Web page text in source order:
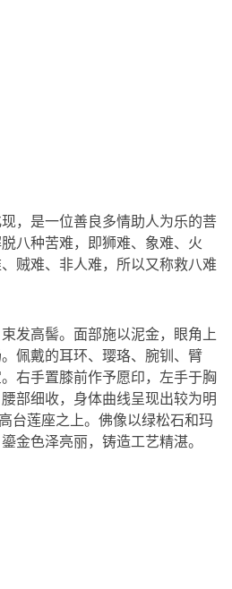
，是一位善良多情助人为乐的菩
八种苦难，即狮难、象难、火
贼难、非人难，所以又称救八难
发高髻。面部施以泥金，眼角上
佩戴的耳环、璎珞、腕钏、臂
右手置膝前作予愿印，左手于胸
部细收，身体曲线呈现出较为明
台莲座之上。佛像以绿松石和玛
金色泽亮丽，铸造工艺精湛。